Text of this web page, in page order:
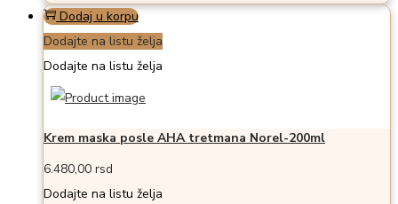
Dodaj u korpu
Dodajte na listu želja
Dodajte na listu želja
Krem maska posle AHA tretmana Norel-200ml
6.480,00 rsd
Dodajte na listu želja